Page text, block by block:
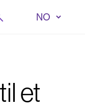
på
et